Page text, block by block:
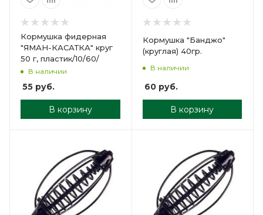
Кормушка фидерная
"ЯМАН-КАСАТКА" круг
50 г, пластик/10/60/
В наличии
55 руб.
В корзину
Кормушка "Банджо"
(круглая) 40гр.
В наличии
60руб.
В корзину